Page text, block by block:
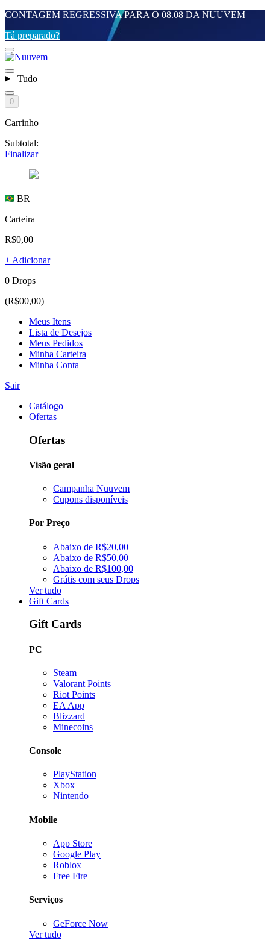
CONTAGEM REGRESSIVA PARA O 08.08 DA NUUVEM
Tá preparado?
Tudo
0
Carrinho
Subtotal:
Finalizar
BR
Carteira
R$0,00
+ Adicionar
0 Drops
(R$00,00)
Meus Itens
Lista de Desejos
Meus Pedidos
Minha Carteira
Minha Conta
Sair
Catálogo
Ofertas
Ofertas
Visão geral
Campanha Nuuvem
Cupons disponíveis
Por Preço
Abaixo de R$20,00
Abaixo de R$50,00
Abaixo de R$100,00
Grátis com seus Drops
Ver tudo
Gift Cards
Gift Cards
PC
Steam
Valorant Points
Riot Points
EA App
Blizzard
Minecoins
Console
PlayStation
Xbox
Nintendo
Mobile
App Store
Google Play
Roblox
Free Fire
Serviços
GeForce Now
Ver tudo